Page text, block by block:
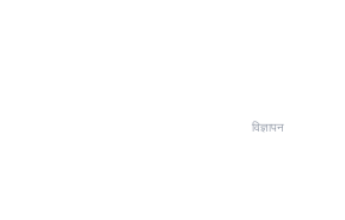
विज्ञापन